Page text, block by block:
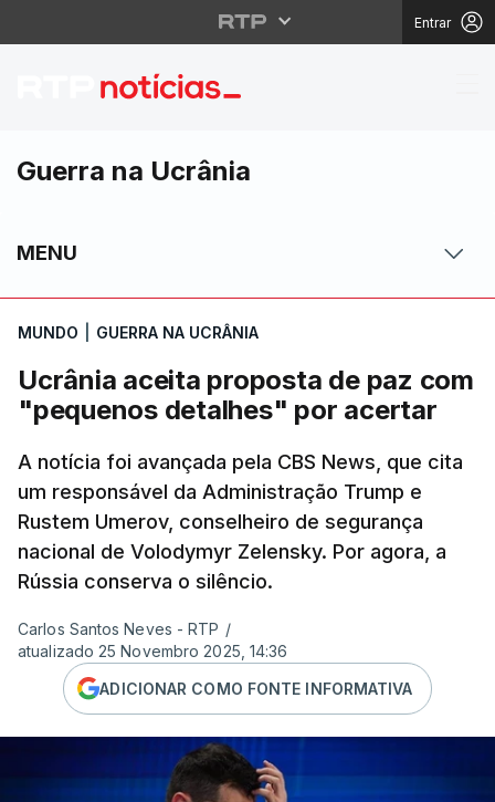
Entrar
Ucrânia aceita
Guerra na Ucrânia
MENU
MUNDO GUERRA NA UCRÂNIA
Ucrânia aceita proposta de paz com
"pequenos detalhes" por acertar
A notícia foi avançada pela CBS News, que cita
um responsável da Administração Trump e
Rustem Umerov, conselheiro de segurança
nacional de Volodymyr Zelensky. Por agora, a
Rússia conserva o silêncio.
Carlos Santos Neves - RTP /
atualizado 25 Novembro 2025, 14:36
ADICIONAR COMO FONTE INFORMATIVA